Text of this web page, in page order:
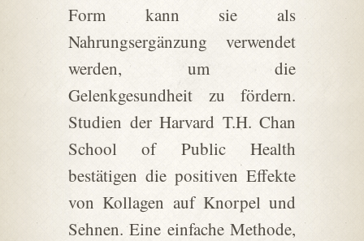
Form kann sie als
Nahrungsergänzung verwendet
werden, um die
Gelenkgesundheit zu fördern.
Studien der Harvard T.H. Chan
School of Public Health
bestätigen die positiven Effekte
von Kollagen auf Knorpel und
Sehnen. Eine einfache Methode,